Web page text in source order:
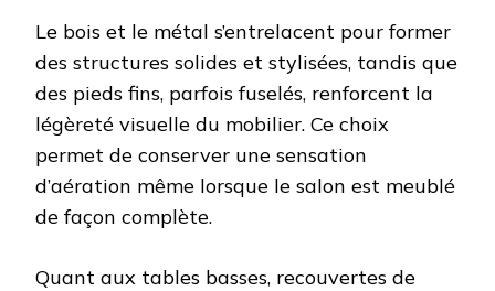
Le bois et le métal s’entrelacent pour former
des structures solides et stylisées, tandis que
des pieds fins, parfois fuselés, renforcent la
légèreté visuelle du mobilier. Ce choix
permet de conserver une sensation
d’aération même lorsque le salon est meublé
de façon complète.
Quant aux tables basses, recouvertes de